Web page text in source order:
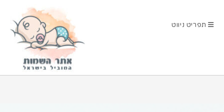
תפריט ניווט